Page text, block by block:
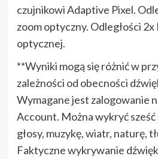
czujnikowi Adaptive Pixel.
zoom optyczny. Odległości
optycznej.
**Wyniki mogą się różnić w
zależności od obecności
Wymagane jest zalogowanie
Account. Można wykryć
głosy, muzykę, wiatr, naturę,
Faktyczne wykrywanie